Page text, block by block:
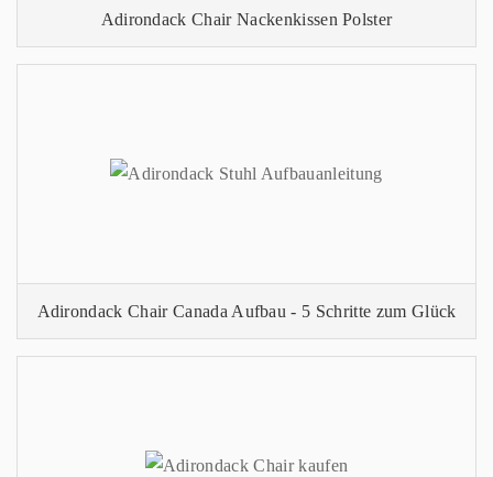
Adirondack Chair Nackenkissen Polster
Adirondack Chair Canada Aufbau - 5 Schritte zum Glück